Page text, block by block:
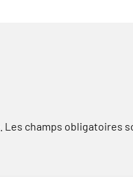
Les champs obligatoires